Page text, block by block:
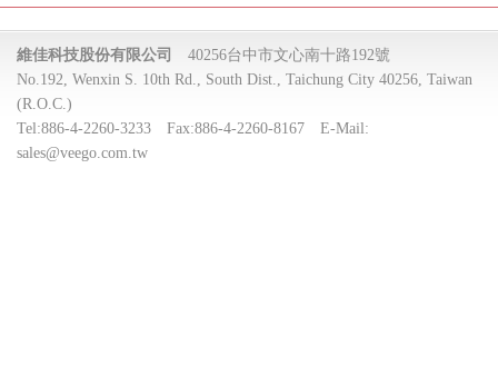
維佳科技股份有限公司
40256台中市文心南十路192號
No.192, Wenxin S. 10th Rd., South Dist., Taichung City 40256, Taiwan
(R.O.C.)
Tel:886-4-2260-3233 Fax:886-4-2260-8167 E-Mail:
sales@veego.com.tw